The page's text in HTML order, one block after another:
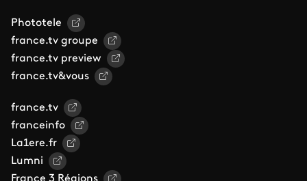
Phototele
france.tv groupe
france.tv preview
france.tv&vous
france.tv
franceinfo
La1ere.fr
Lumni
France 3 Régions